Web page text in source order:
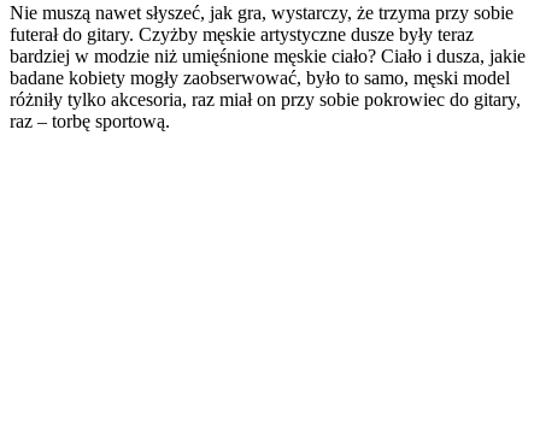
Nie muszą nawet słyszeć, jak gra, wystarczy, że trzyma przy sobie
futerał do gitary. Czyżby męskie artystyczne dusze były teraz
bardziej w modzie niż umięśnione męskie ciało? Ciało i dusza, jakie
badane kobiety mogły zaobserwować, było to samo, męski model
różniły tylko akcesoria, raz miał on przy sobie pokrowiec do gitary,
raz – torbę sportową.